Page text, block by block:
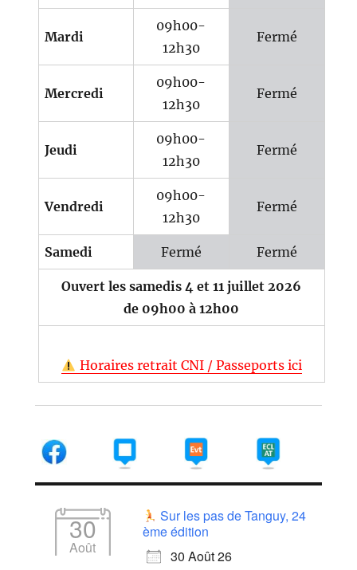
Mardi
09h00-
12h30
Fermé
Mercredi
09h00-
12h30
Fermé
Jeudi
09h00-
12h30
Fermé
Vendredi
09h00-
12h30
Fermé
Samedi Fermé Fermé
Ouvert les samedis 4 et 11 juillet 2026
de 09h00 à 12h00
Horaires retrait CNI / Passeports ici
30
Août
Sur les pas de Tanguy, 24
ème édition
30 Août 26